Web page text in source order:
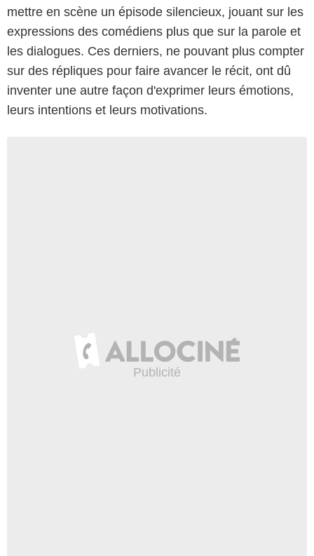
mettre en scène un épisode silencieux, jouant sur les
expressions des comédiens plus que sur la parole et
les dialogues. Ces derniers, ne pouvant plus compter
sur des répliques pour faire avancer le récit, ont dû
inventer une autre façon d'exprimer leurs émotions,
leurs intentions et leurs motivations.